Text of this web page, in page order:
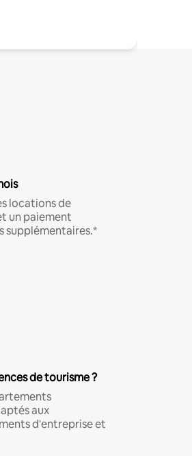
locations de
un paiement
supplémentaires.*
de tourisme ?
aux
d'entreprise et